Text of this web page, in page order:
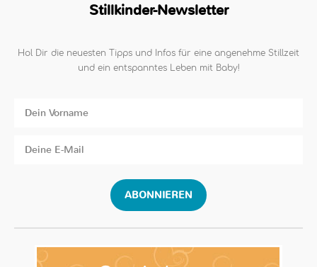
Stillkinder-Newsletter
Hol Dir die neuesten Tipps und Infos für eine angenehme Stillzeit
und ein entspanntes Leben mit Baby!
ABONNIEREN